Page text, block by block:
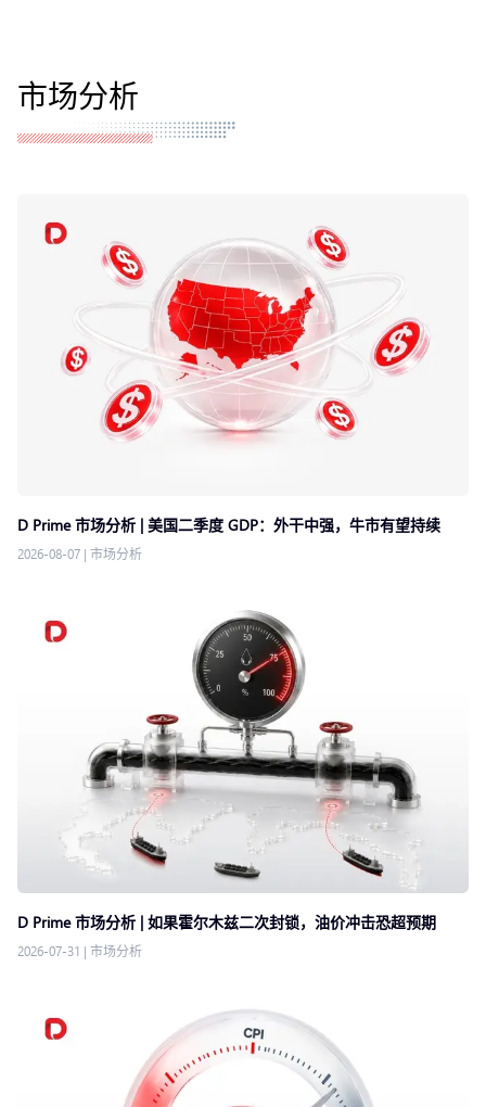
市场分析
D Prime 市场分析 | 美国二季度 GDP：外干中强，牛市有望持续
2026-08-07 | 市场分析
D Prime 市场分析 | 如果霍尔木兹二次封锁，油价冲击恐超预期
2026-07-31 | 市场分析